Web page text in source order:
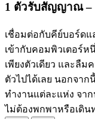
1 ตัวรับสัญญาณ –
เชื่อมต่อกับคีย์บอร์ดแ
เข้ากับคอมพิวเตอร์ห
เพียงตัวเดียว และลื
ตัวไปได้เลย นอกจาก
ทำงานแต่ละแห่ง จา
ไม่ต้องพกพาหรือเดิน